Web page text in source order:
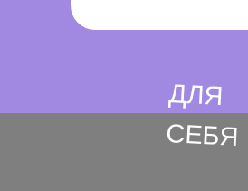
ДЛЯ
СЕБЯ
620072, Екатеринбург, Конструкторов 5
ОБРАТНАЯ СВЯЗЬ
ОТ ПОКУПАТЕЛЕЙ